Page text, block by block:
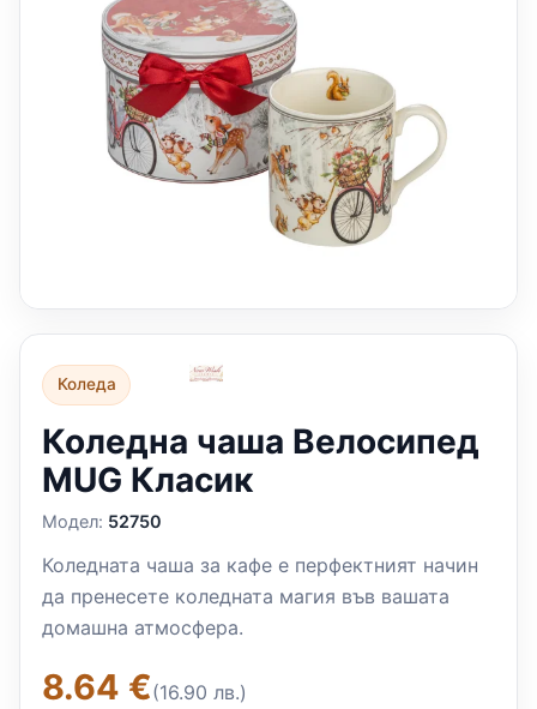
Коледа
Коледна чаша Велосипед
MUG Класик
Модел: 52750
Коледната чаша за кафе е перфектният начин
да пренесете коледната магия във вашата
домашна атмосфера.
8.64 €(16.90 лв.)